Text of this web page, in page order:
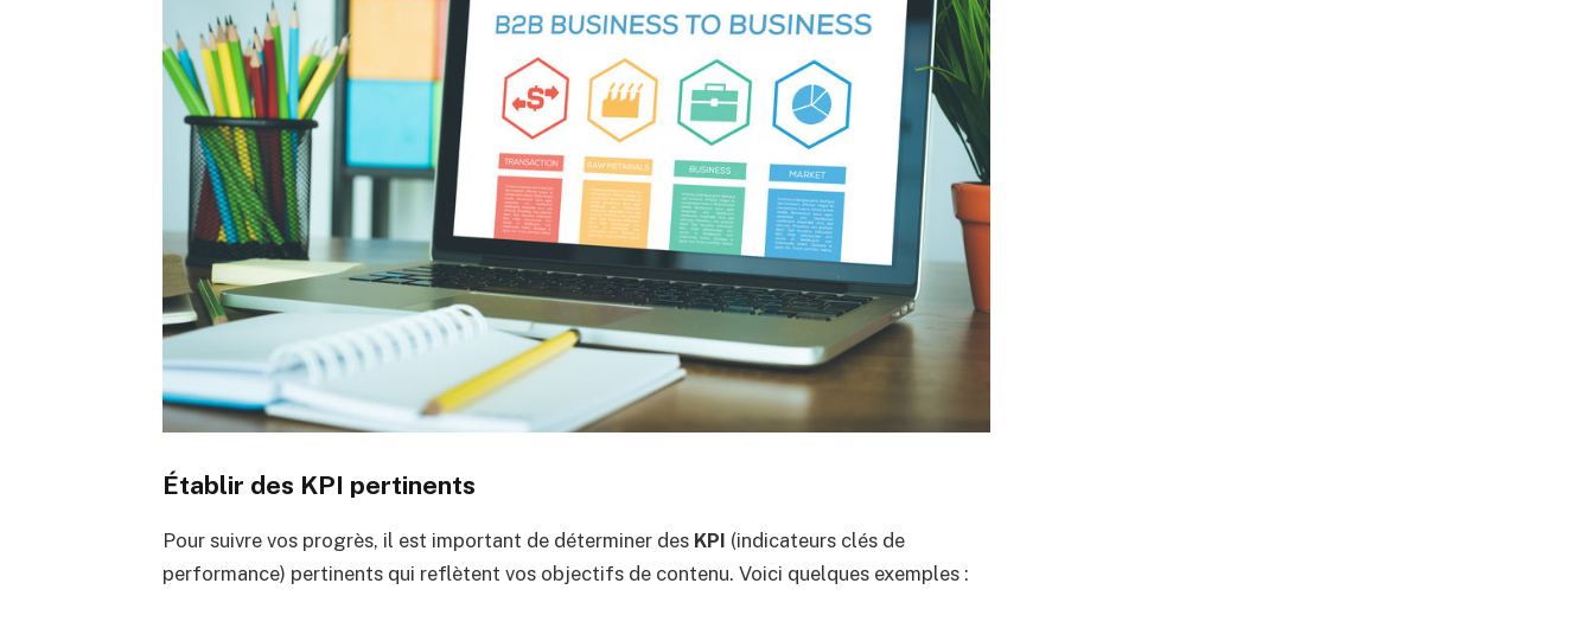
Établir des KPI pertinents
Pour suivre vos progrès, il est important de déterminer des KPI (indicateurs clés de
performance) pertinents qui reflètent vos objectifs de contenu. Voici quelques exemples :